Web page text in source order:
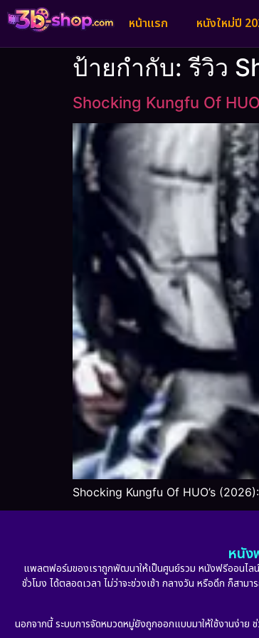
หน้าแรก หนังใหม่ปี
ป้ายกำกับ:รีวิว
Shocking Kungfu Of
Shocking Kungfu Of HUO’s
หนัง
แพลตฟอร์มของเราถูกพัฒนาให้เป็นศูนย์รวม หนังฟรีออนไล
ชั่วโมง ได้ตลอดเวลา ไม่ว่าจะช่วงเช้า กลางวัน หรือดึก ก็สา
นอกจากนี้ ระบบการจัดหมวดหมู่ยังถูกออกแบบมาให้ใช้งานง่า